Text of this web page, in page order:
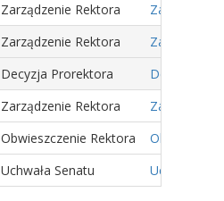
Zarządzenie Rektora
Zarządzenie Rektora
Decyzja Prorektora
Decyzja Nr
Zarządzenie Rektora
Obwieszczenie Rektora
Uchwała Senatu Uchwała